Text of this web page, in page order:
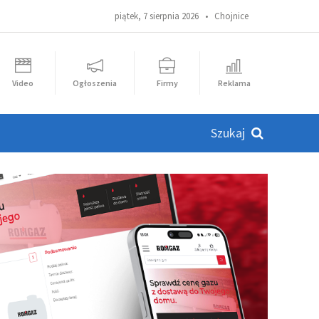
piątek, 7 sierpnia 2026 • Chojnice
Video Ogłoszenia Firmy Reklama